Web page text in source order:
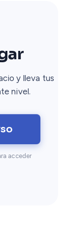
y lleva tus
nivel.
acceder